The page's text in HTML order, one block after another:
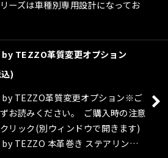
ーズは車種別専用設計になってお
by TEZZO革質変更オプション
)
by TEZZO革質変更オプション※ご
お読みください。 ご購入時の注意
リック(別ウィンドウで開きます)
by TEZZO 本革巻き ステアリン…